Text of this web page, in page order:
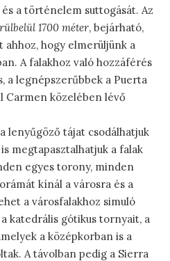
a történelem suttogását. Az
1700 méter, bejárható,
hogy elmerüljünk a
A falakhoz való hozzáférés
a legnépszerűbbek a Puerta
Carmen közelében lévő
lenyűgöző tájat csodálhatjuk
megtapasztalhatjuk a falak
egyes torony, minden
kínál a városra és a
a városfalakhoz simuló
katedrális gótikus tornyait, a
a középkorban is a
A távolban pedig a Sierra